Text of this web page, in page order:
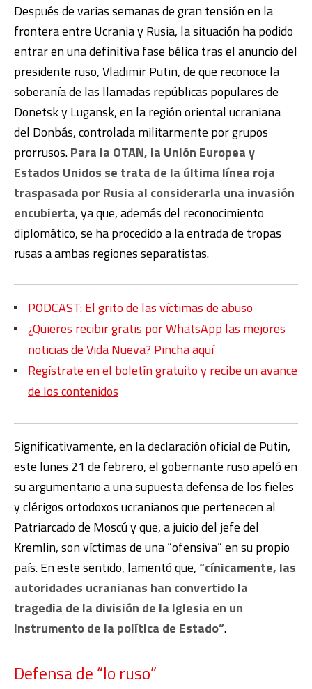
Después de varias semanas de gran tensión en la
frontera entre Ucrania y Rusia, la situación ha podido
entrar en una definitiva fase bélica tras el anuncio del
presidente ruso, Vladimir Putin, de que reconoce la
soberanía de las llamadas repúblicas populares de
Donetsk y Lugansk, en la región oriental ucraniana
del Donbás, controlada militarmente por grupos
prorrusos.Para la OTAN, la Unión Europea y
Estados Unidos se trata de la última línea roja
traspasada por Rusia al considerarla una invasión
encubierta, ya que, además del reconocimiento
diplomático, se ha procedido a la entrada de tropas
rusas a ambas regiones separatistas.
PODCAST: El grito de las víctimas de abuso
¿Quieres recibir gratis por WhatsApp las mejores
noticias de Vida Nueva? Pincha aquí
Regístrate en el boletín gratuito y recibe un avance
de los contenidos
Significativamente, en la declaración oficial de Putin,
este lunes 21 de febrero, el gobernante ruso apeló en
su argumentario a una supuesta defensa de los fieles
y clérigos ortodoxos ucranianos que pertenecen al
Patriarcado de Moscú y que, a juicio del jefe del
Kremlin, son víctimas de una “ofensiva” en su propio
país. En este sentido, lamentó que,“cínicamente, las
autoridades ucranianas han convertido la
tragedia de la división de la Iglesia en un
instrumento de la política de Estado”.
Defensa de “lo ruso”